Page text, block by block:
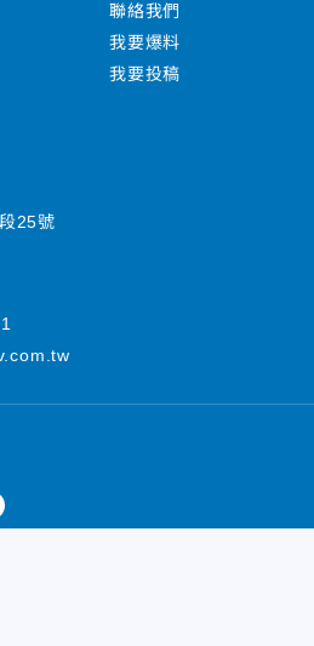
聯絡我們
我要爆料
我要投稿
25號